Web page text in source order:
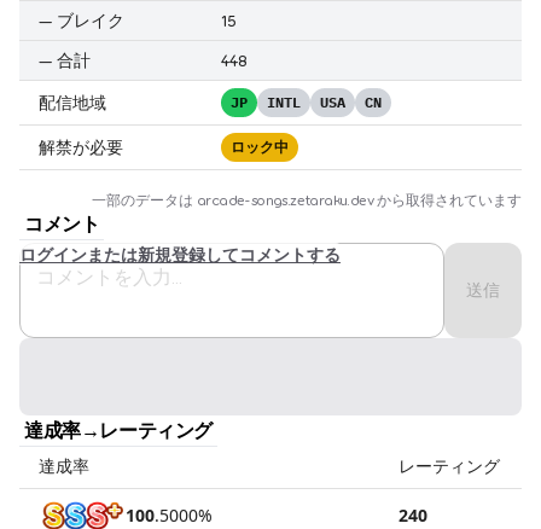
— ブレイク
15
— 合計 448
配信地域 JP INTL USA CN
解禁が必要 ロック中
一部のデータは arcade-songs.zetaraku.devから取得されています
コメント
送信
ログインまたは新規登録してコメントする
達成率→レーティング
達成率 レーティング
100.5000% 240